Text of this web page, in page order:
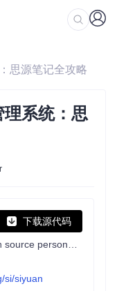
思源笔记全攻略
系统：思
下载源代码
si/siyuan